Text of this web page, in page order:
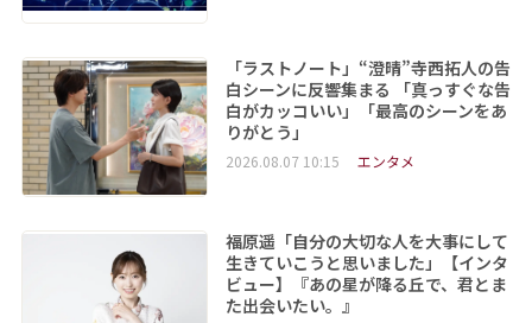
「ラストノート」“澄晴”寺西拓人の告
白シーンに反響集まる 「真っすぐな告
白がカッコいい」「最高のシーンをあ
りがとう」
2026.08.07 10:15 エンタメ
福原遥「自分の大切な人を大事にして
生きていこうと思いました」【インタ
ビュー】『あの星が降る丘で、君とま
た出会いたい。』